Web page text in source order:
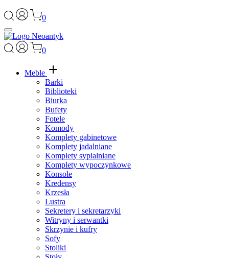
0
0
Meble
Barki
Biblioteki
Biurka
Bufety
Fotele
Komody
Komplety gabinetowe
Komplety jadalniane
Komplety sypialniane
Komplety wypoczynkowe
Konsole
Kredensy
Krzesła
Lustra
Sekretery i sekretarzyki
Witryny i serwantki
Skrzynie i kufry
Sofy
Stoliki